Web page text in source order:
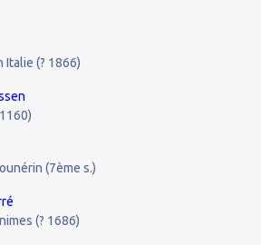
Italie (? 1866)
(7ème s.)
(? 1686)